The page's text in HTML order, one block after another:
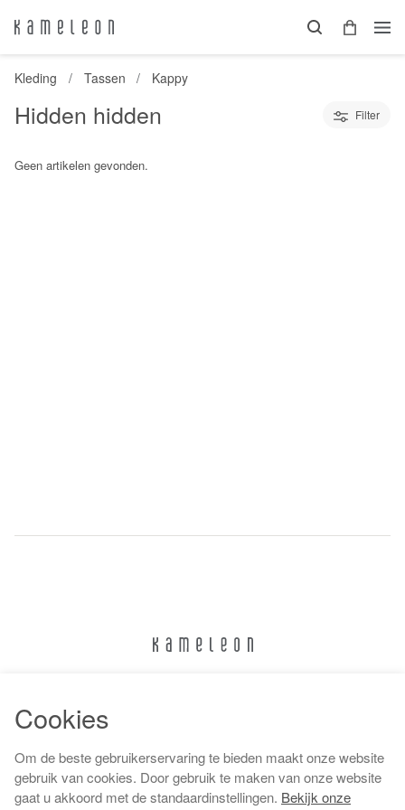
Kleding Tassen Kappy
Hidden hidden Filter
Geen artikelen gevonden.
Algemene voorwaarden
Cookies
Om de beste gebruikerservaring te bieden maakt onze website
gebruik van cookies. Door gebruik te maken van onze website
gaat u akkoord met de standaardinstellingen. Bekijk onze